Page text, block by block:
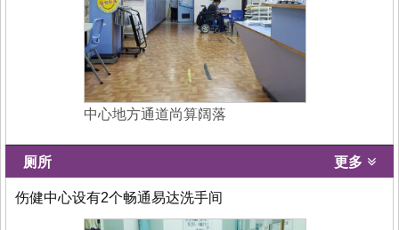
中心地方通道尚算阔落
厕所 更多
伤健中心设有2个畅通易达洗手间